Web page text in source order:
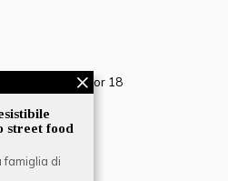
Phase 2, Sector 18
India
street food
famiglia di